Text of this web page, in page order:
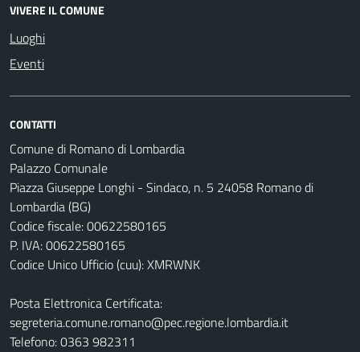
VIVERE IL COMUNE
Luoghi
Eventi
CONTATTI
Comune di Romano di Lombardia
Palazzo Comunale
Piazza Giuseppe Longhi - Sindaco, n. 5 24058 Romano di
Lombardia (BG)
Codice fiscale: 00622580165
P. IVA: 00622580165
Codice Unico Ufficio (cuu): XMRWNK
Posta Elettronica Certificata:
segreteria.comune.romano@pec.regione.lombardia.it
Telefono: 0363 982311